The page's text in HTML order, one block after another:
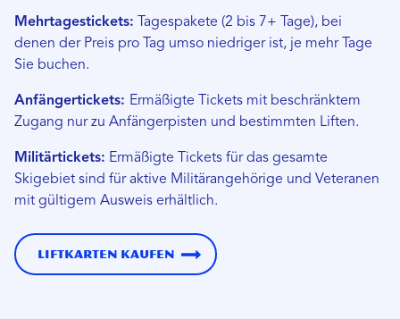
Mehrtagestickets: Tagespakete (2 bis 7+ Tage), bei
denen der Preis pro Tag umso niedriger ist, je mehr Tage
Sie buchen.
Anfängertickets: Ermäßigte Tickets mit beschränktem
Zugang nur zu Anfängerpisten und bestimmten Liften.
Militärtickets: Ermäßigte Tickets für das gesamte
Skigebiet sind für aktive Militärangehörige und Veteranen
mit gültigem Ausweis erhältlich.
Liftkarten kaufen